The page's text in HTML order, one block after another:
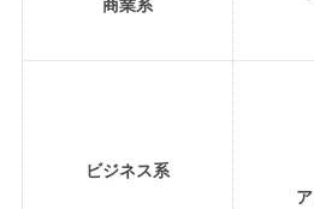
商業系
ビジネス系